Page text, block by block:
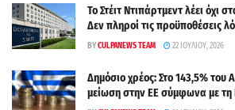
Το Στέιτ Ντιπάρτμεντ λέει όχι
Δεν πληροί τις προϋποθέσεις
BYCULPANEWS TEAM 22 ΙΟΥΛΊΟΥ, 2026
Δημόσιο χρέος: Στο 143,5% του
μείωση στην ΕΕ σύμφωνα με